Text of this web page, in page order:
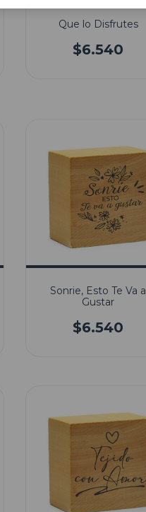
Que lo Disfrutes
$6.540
Sonrie, Esto Te Va a
Gustar
$6.540